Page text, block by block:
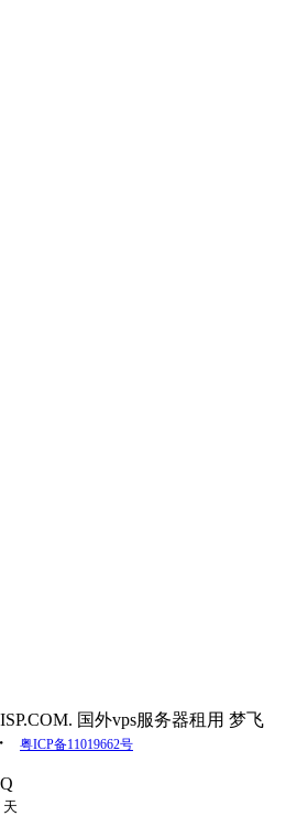
国外vps服务器租用 梦飞
・ 粤ICP备11019662号